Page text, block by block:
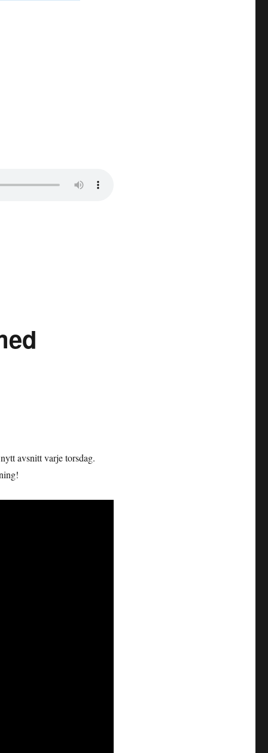
avsnitt varje torsdag.